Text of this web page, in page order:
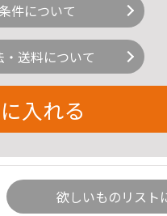
件について
送料について
入れる
欲しいものリスト